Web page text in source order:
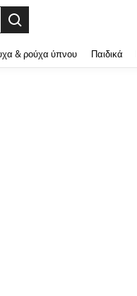
& ρούχα ύπνου Παιδικά